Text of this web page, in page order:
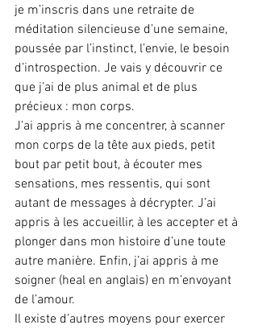
je m’inscris dans une retraite de
méditation silencieuse d’une semaine,
poussée par l’instinct, l’envie, le besoin
d’introspection. Je vais y découvrir ce
que j’ai de plus animal et de plus
précieux : mon corps.
J’ai appris à me concentrer, à scanner
mon corps de la tête aux pieds, petit
bout par petit bout, à écouter mes
sensations, mes ressentis, qui sont
autant de messages à décrypter. J’ai
appris à les accueillir, à les accepter et à
plonger dans mon histoire d’une toute
autre manière. Enfin, j’ai appris à me
soigner (heal en anglais) en m’envoyant
de l’amour.
Il existe d’autres moyens pour exercer